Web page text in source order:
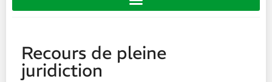
Recours de pleine
juridiction